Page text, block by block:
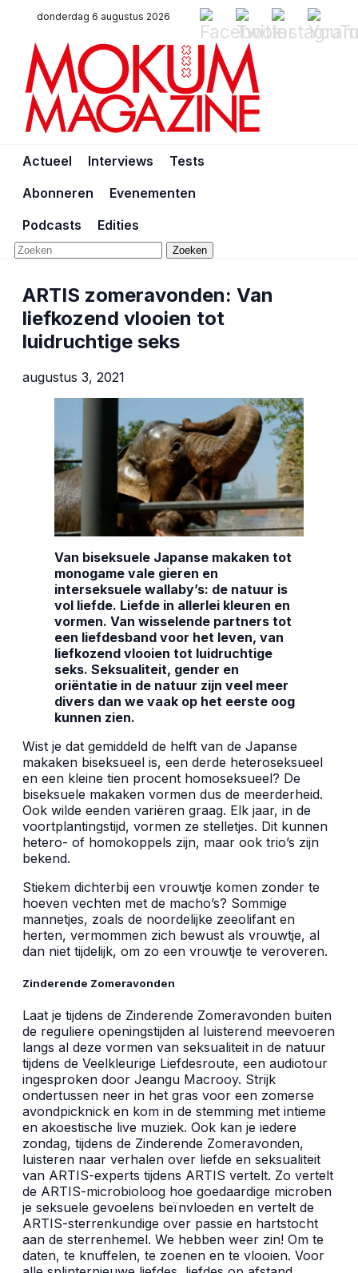
donderdag 6 augustus 2026
Actueel Interviews
Tests
Abonneren
Evenementen
Podcasts
Edities
Zoeken
ARTIS zomeravonden: Van
liefkozend vlooien tot
luidruchtige seks
augustus 3, 2021
Van biseksuele Japanse makaken tot
monogame vale gieren en
interseksuele wallaby’s: de natuur is
vol liefde. Liefde in allerlei kleuren en
vormen. Van wisselende partners tot
een liefdesband voor het leven, van
liefkozend vlooien tot luidruchtige
seks. Seksualiteit, gender en
oriëntatie in de natuur zijn veel meer
divers dan we vaak op het eerste oog
kunnen zien.
Wist je dat gemiddeld de helft van de Japanse
makaken biseksueel is, een derde heteroseksueel
en een kleine tien procent homoseksueel? De
biseksuele makaken vormen dus de meerderheid.
Ook wilde eenden variëren graag. Elk jaar, in de
voortplantingstijd, vormen ze stelletjes. Dit kunnen
hetero- of homokoppels zijn, maar ook trio’s zijn
bekend.
Stiekem dichterbij een vrouwtje komen zonder te
hoeven vechten met de macho’s? Sommige
mannetjes, zoals de noordelijke zeeolifant en
herten, vermommen zich bewust als vrouwtje, al
dan niet tijdelijk, om zo een vrouwtje te veroveren.
Zinderende Zomeravonden
Laat je tijdens de Zinderende Zomeravonden buiten
de reguliere openingstijden al luisterend meevoeren
langs al deze vormen van seksualiteit in de natuur
tijdens de Veelkleurige Liefdesroute, een audiotour
ingesproken door Jeangu Macrooy. Strijk
ondertussen neer in het gras voor een zomerse
avondpicknick en kom in de stemming met intieme
en akoestische live muziek. Ook kan je iedere
zondag, tijdens de Zinderende Zomeravonden,
luisteren naar verhalen over liefde en seksualiteit
van ARTIS-experts tijdens ARTIS vertelt. Zo vertelt
de ARTIS-microbioloog hoe goedaardige microben
je seksuele gevoelens beïnvloeden en vertelt de
ARTIS-sterrenkundige over passie en hartstocht
aan de sterrenhemel. We hebben weer zin! Om te
daten, te knuffelen, te zoenen en te vlooien. Voor